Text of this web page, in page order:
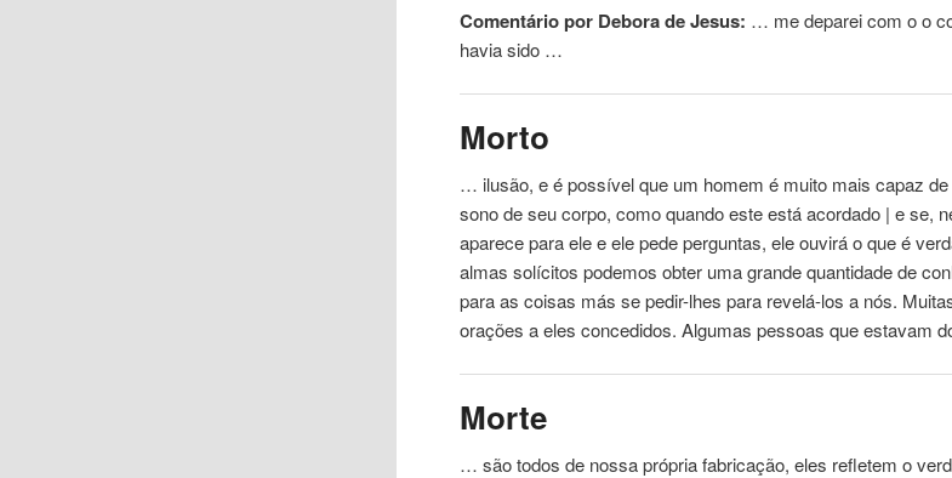
Comentário por Debora de Jesus: … me deparei com o o
havia sido …
Morto
… ilusão, e é possível que um homem é muito mais capaz
sono de seucorpo, como quando este está acordado | e se,
aparece para ele e ele pede perguntas, ele ouvirá o que é
almas solícitos podemos obter uma grande quantidade de
para as coisas más se pedir-lhes para revelá-los a nós.
orações a eles concedidos. Algumas pessoas que estavam
Morte
… são todos de nossa própria fabricação, eles refletem o